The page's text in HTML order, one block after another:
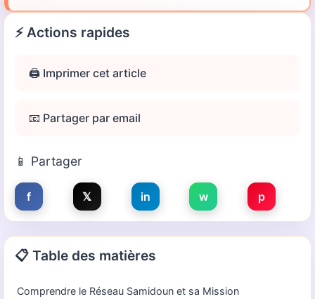
⚡ Actions rapides
🖨️ Imprimer cet article
📧 Partager par email
📱 Partager
f 𝕏 in w p
📋 Table des matières
Comprendre le Réseau Samidoun et sa Mission